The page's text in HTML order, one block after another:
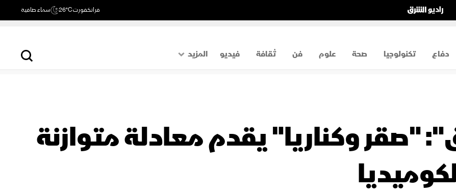
فرانكفورت26°C سماء صافية
دفاع تكنولوجيا صحة علوم فن ثقافة فيديو
المزيد
رياضة
"صقر وكناريا" يقدم معادلة متوازنة